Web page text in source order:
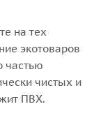
на тех
экотоваров
частью
чистых и
ПВХ.